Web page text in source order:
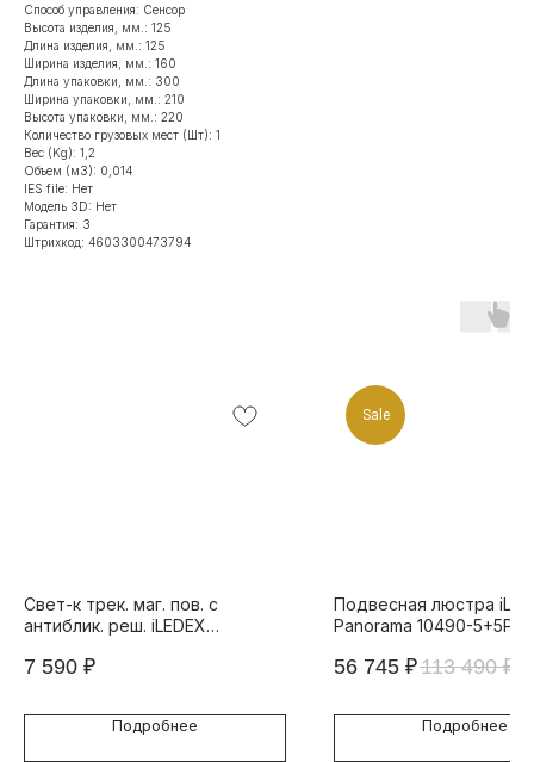
Способ управления: Сенсор
Высота изделия, мм.: 125
Длина изделия, мм.: 125
Ширина изделия, мм.: 160
Длина упаковки, мм.: 300
Ширина упаковки, мм.: 210
Высота упаковки, мм.: 220
Количество грузовых мест (Шт): 1
Вес (Kg): 1,2
Объем (м3): 0,014
IES file: Нет
Модель 3D: Нет
Гарантия: 3
Штрихкод: 4603300473794
Свет-к трек. маг. пов. с
антиблик. реш. iLEDEX
D82-12W-38DG-4000K WH
7 590 ₽
Подробнее
Sale
Подвесная люстра
Panorama 10490-5+5P
56 745 ₽113 490 ₽
Подробнее